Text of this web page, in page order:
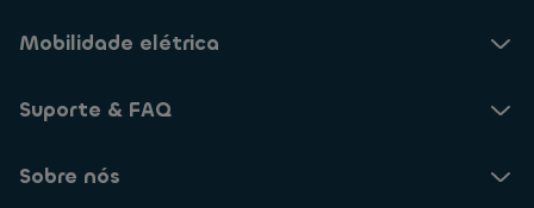
Mobilidade elétrica
Suporte & FAQ
Sobre nós